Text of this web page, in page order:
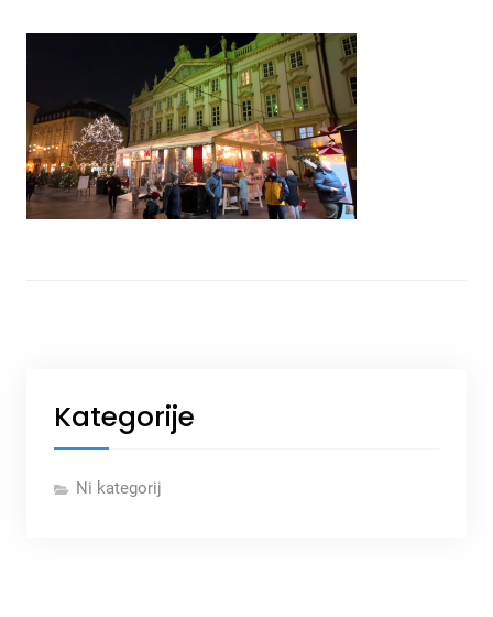
Kategorije
Ni kategorij